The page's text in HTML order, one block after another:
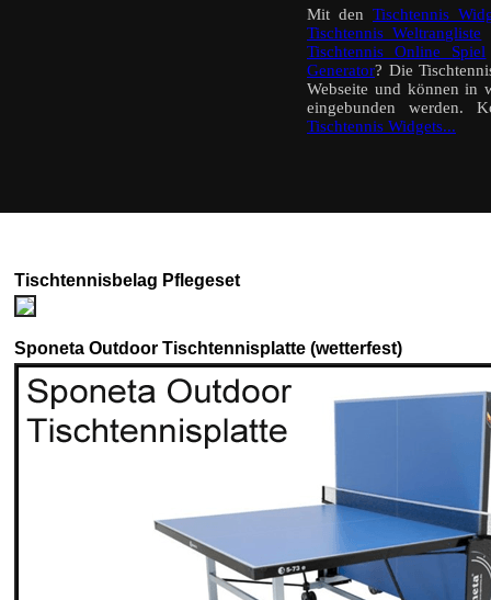
Mit den Tischtennis
Tischtennis Weltrangliste
Tischtennis Online Spiel
Generator? Die
Webseite und können in
eingebunden werden.
Tischtennis Widgets...
Tischtennisbelag Pflegeset
Sponeta Outdoor Tischtennisplatte (wetterfest)